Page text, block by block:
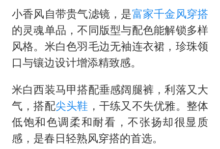
小香风自带贵气滤镜，是富家千金风穿搭
的灵魂单品，不同版型与配色能解锁多样
风格。米白色羽毛边无袖连衣裙，珍珠领
口与镶边设计增添精致感。
米白西装马甲搭配垂感阔腿裤，利落又大
气，搭配尖头鞋 ，干练又不失优雅。整体
低饱和色调柔和耐看，不张扬却很显质
感，是春日轻熟风穿搭的首选。